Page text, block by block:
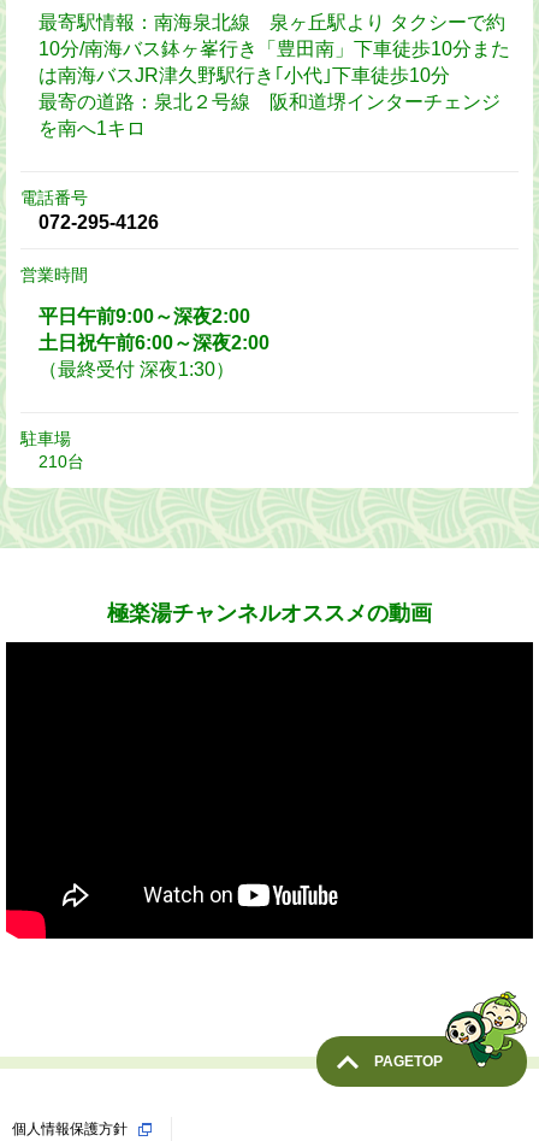
最寄駅情報：南海泉北線 泉ヶ丘駅より タクシーで約
10分/南海バス鉢ヶ峯行き「豊田南」下車徒歩10分また
は南海バスJR津久野駅行き｢小代｣下車徒歩10分
最寄の道路：泉北２号線 阪和道堺インターチェンジ
を南へ1キロ
電話番号
072-295-4126
営業時間
平日午前9:00～深夜2:00
土日祝午前6:00～深夜2:00
（最終受付 深夜1:30）
駐車場
210台
極楽湯チャンネルオススメの動画
PAGETOP
個人情報保護方針